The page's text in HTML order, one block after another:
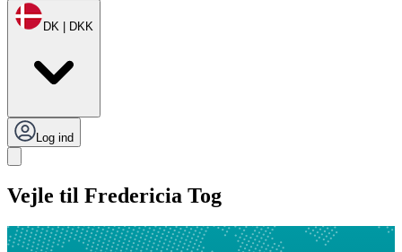
DK | DKK
Log ind
Vejle til Fredericia Tog